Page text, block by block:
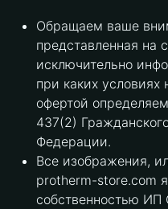
Обращаем ваше
представленная на
исключительно
при каких условиях
офертой
437(2)
Федерации.
Все изображения,
protherm-store.com
собственностью ИП